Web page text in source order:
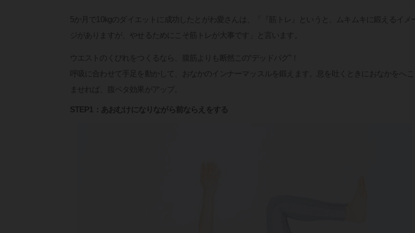
5か月で10kgのダイエットに成功したとがわ愛さんは、「『筋トレ』というと、ムキムキに鍛えるイメー
ジがありますが、やせるためにこそ筋トレが大事です」と言います。
ウエストのくびれをつくるなら、腹筋よりも断然この“デッドバグ”！
呼吸に合わせて手足を動かして、おなかのインナーマッスルを鍛えます。息を吐くときにおなかをへこ
ませれば、腹ペタ効果がアップ。
STEP1：あおむけになりながら前ならえをする